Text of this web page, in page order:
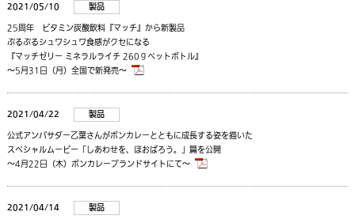
2021/05/10
製品
25周年 ビタミン炭酸飲料『マッチ』から新製品
ぷるぷるシュワシュワ食感がクセになる
『マッチゼリー ミネラルライチ 260ｇペットボトル』
～5月31日（月）全国で新発売～
2021/04/22
製品
公式アンバサダー乙葉さんがボンカレーとともに成長する姿を描いた
スペシャルムービー「しあわせを、ほおばろう。」篇を公開
～4月22日（木）ボンカレーブランドサイトにて～
2021/04/14
製品